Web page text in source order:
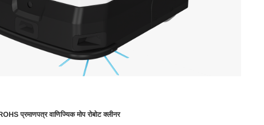
प्रमाणपत्र वाणिज्यिक मोप रोबोट क्लीनर